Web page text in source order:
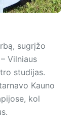
sugrįžo
Vilniaus
studijas.
Kauno
kol